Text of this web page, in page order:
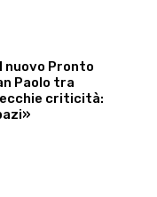
nuovo Pronto
Paolo tra
criticità: